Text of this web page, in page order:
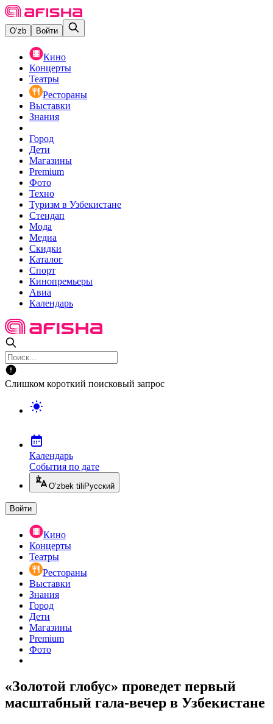
O‘zb Войти
Кино
Концерты
Театры
Рестораны
Выставки
Знания
Город
Дети
Магазины
Premium
Фото
Техно
Туризм в Узбекистане
Стендап
Мода
Медиа
Скидки
Каталог
Спорт
Кинопремьеры
Авиа
Календарь
Слишком короткий поисковый запрос
Календарь
События по дате
O’zbek tili Русский
Войти
Кино
Концерты
Театры
Рестораны
Выставки
Знания
Город
Дети
Магазины
Premium
Фото
«Золотой глобус» проведет первый
масштабный гала-вечер в Узбекистане